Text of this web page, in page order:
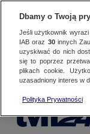
Dbamy o Twoją
Jeśli użytkownik
IAB oraz 30innych
uzyskiwać do nich
się to poprzez
plikach cookie.
uzasadniony interes w
Polityka Prywatności